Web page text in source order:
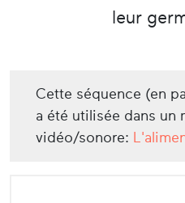
leur
Cette séquence (en
a été utilisée dans un
vidéo/sonore: